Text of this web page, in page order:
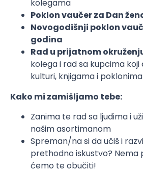
kolegama
Poklon vaučer za Dan
Novogodišnji poklon
godina
Rad u prijatnom
kolega i rad sa kupcima
kulturi, knjigama i poklonima
Kako mi zamišljamo tebe:
Zanima te rad sa ljudima i
našim asortimanom
Spreman/na si da učiš i
prethodno iskustvo? Nema
ćemo te obučiti!